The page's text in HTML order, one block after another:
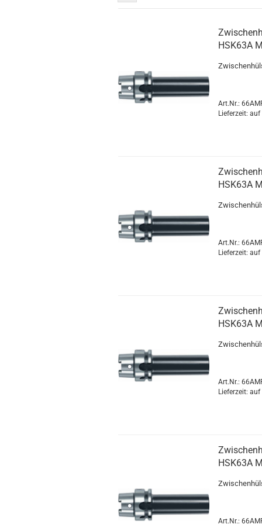
HSK63A
Art.Nr.:
Lieferzeit:
HSK63A
Art.Nr.:
Lieferzeit:
HSK63A
Art.Nr.:
Lieferzeit:
HSK63A
Art.Nr.: